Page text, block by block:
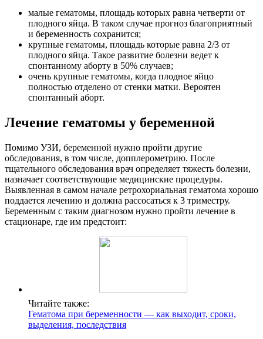
малые гематомы, площадь которых равна четверти от
плодного яйца. В таком случае прогноз благоприятный
и беременность сохранится;
крупные гематомы, площадь которые равна 2/3 от
плодного яйца. Такое развитие болезни ведет к
спонтанному аборту в 50% случаев;
очень крупные гематомы, когда плодное яйцо
полностью отделено от стенки матки. Вероятен
спонтанный аборт.
Лечение гематомы у беременной
Помимо УЗИ, беременной нужно пройти другие
обследования, в том числе, допплерометрию. После
тщательного обследования врач определяет тяжесть болезни,
назначает соответствующие медицинские процедуры.
Выявленная в самом начале ретрохориальная гематома хорошо
поддается лечению и должна рассосаться к 3 триместру.
Беременным с таким диагнозом нужно пройти лечение в
стационаре, где им предстоит:
Читайте также:
Гематома при беременности — как выходит, сроки,
выделения, последствия